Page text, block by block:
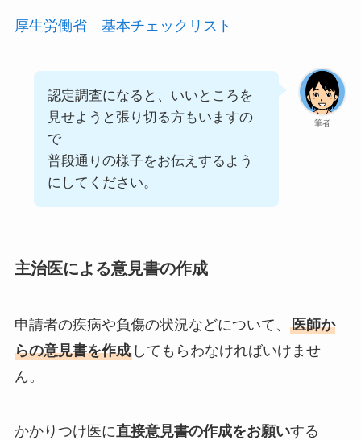
厚生労働省 基本チェックリスト
筆者
認定調査になると、いいところを
見せようと張り切る方もいますの
で
普段通りの様子をお伝えするよう
にしてください。
主治医による意見書の作成
申請者の疾病や負傷の状況などについて、 医師か
らの意見書を作成してもらわなければいけませ
ん。
かかりつけ医に直接意見書の作成をお願いする